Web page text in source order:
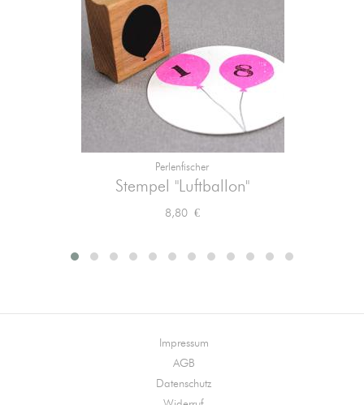
Perlenfischer
Stempel "Luftballon"
Preis
8,80 €
Impressum
AGB
Datenschutz